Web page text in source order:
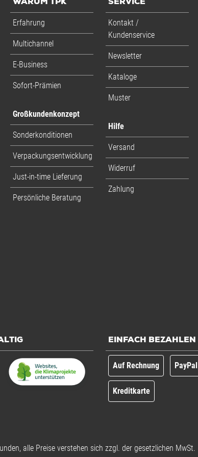
WARUM TPK
Erfahrung
Multichannel
E-Business
Sofort-Prämien
Großkundenkonzept
Sonderkonditionen
Verpackungsentwicklung
Just-in-time Lieferung
Persönliche Beratung
SERVICE
Kontakt /
Kundenservice
Newsletter
Kataloge
Muster
Hilfe
Versand
Widerruf
Zahlung
EINFACH BEZAHLEN
Auf Rechnung PayPal
Kreditkarte
alle Preise verstehen sich zzgl. der gesetzlichen MwSt.